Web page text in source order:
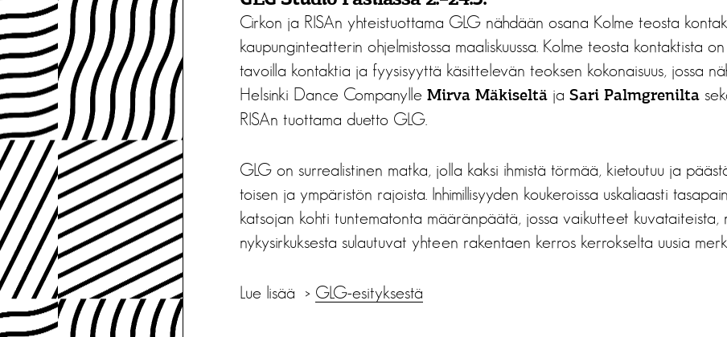
Cirkon ja RISAn yhteistuottama GLG nähdään osana Kolme teosta
kaupunginteatterin ohjelmistossa maaliskuussa. Kolme teosta kontaktista
tavoilla kontaktia ja fyysisyyttä käsittelevän teoksen kokonaisuus, jossa
Helsinki Dance Companylle Mirva Mäkiseltä ja Sari Palmgrenilta
RISAn tuottama duetto GLG.
GLG on surrealistinen matka, jolla kaksi ihmistä törmää, kietoutuu ja
toisen ja ympäristön rajoista. Inhimillisyyden koukeroissa uskaliaasti
katsojan kohti tuntematonta määränpäätä, jossa vaikutteet kuvataiteista,
nykysirkuksesta sulautuvat yhteen rakentaen kerros kerrokselta uusia
Lue lisää > GLG-esityksestä